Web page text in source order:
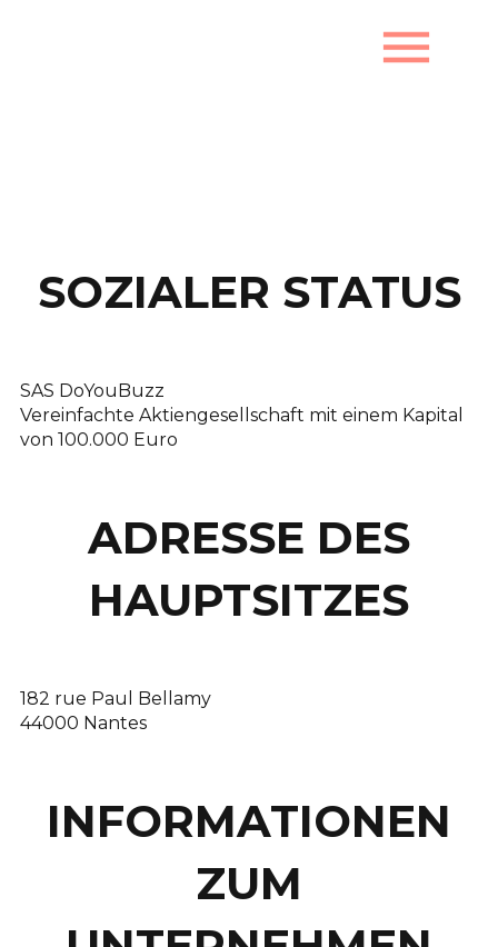
menu
SOZIALER STATUS
SAS DoYouBuzz
Vereinfachte Aktiengesellschaft mit einem Kapital
von 100.000 Euro
ADRESSE DES
HAUPTSITZES
182 rue Paul Bellamy
44000 Nantes
INFORMATIONEN
ZUM